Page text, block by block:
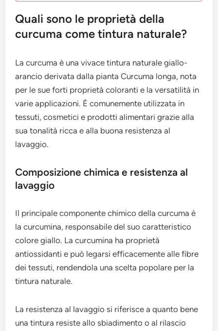
Quali sono le proprietà della
curcuma come tintura naturale?
La curcuma è una vivace tintura naturale giallo-
arancio derivata dalla pianta Curcuma longa, nota
per le sue forti proprietà coloranti e la versatilità in
varie applicazioni. È comunemente utilizzata in
tessuti, cosmetici e prodotti alimentari grazie alla
sua tonalità ricca e alla buona resistenza al
lavaggio.
Composizione chimica e resistenza al
lavaggio
Il principale componente chimico della curcuma è
la curcumina, responsabile del suo caratteristico
colore giallo. La curcumina ha proprietà
antiossidanti e può legarsi efficacemente alle fibre
dei tessuti, rendendola una scelta popolare per la
tintura naturale.
La resistenza al lavaggio si riferisce a quanto bene
una tintura resiste allo sbiadimento o al rilascio